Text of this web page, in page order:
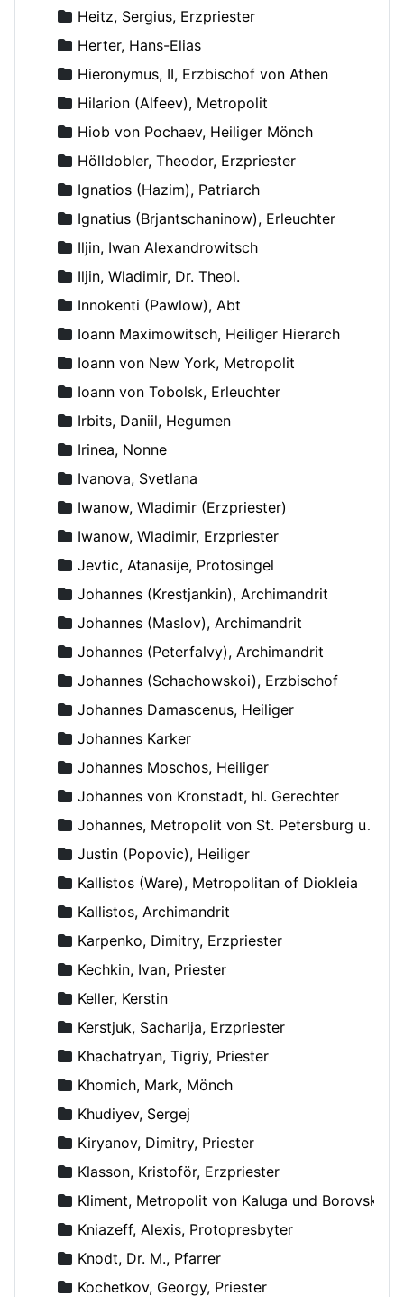
Heitz, Sergius, Erzpriester
Herter, Hans-Elias
Hieronymus, II, Erzbischof von Athen
Hilarion (Alfeev), Metropolit
Hiob von Pochaev, Heiliger Mönch
Hölldobler, Theodor, Erzpriester
Ignatios (Hazim), Patriarch
Ignatius (Brjantschaninow), Erleuchter
Iljin, Iwan Alexandrowitsch
Iljin, Wladimir, Dr. Theol.
Innokenti (Pawlow), Abt
Ioann Maximowitsch, Heiliger Hierarch
Ioann von New York, Metropolit
Ioann von Tobolsk, Erleuchter
Irbits, Daniil, Hegumen
Irinea, Nonne
Ivanova, Svetlana
Iwanow, Wladimir (Erzpriester)
Iwanow, Wladimir, Erzpriester
Jevtic, Atanasije, Protosingel
Johannes (Krestjankin), Archimandrit
Johannes (Maslov), Archimandrit
Johannes (Peterfalvy), Archimandrit
Johannes (Schachowskoi), Erzbischof
Johannes Damascenus, Heiliger
Johannes Karker
Johannes Moschos, Heiliger
Johannes von Kronstadt, hl. Gerechter
Johannes, Metropolit von St. Petersburg und Ladoga
Justin (Popovic), Heiliger
Kallistos (Ware), Metropolitan of Diokleia
Kallistos, Archimandrit
Karpenko, Dimitry, Erzpriester
Kechkin, Ivan, Priester
Keller, Kerstin
Kerstjuk, Sacharija, Erzpriester
Khachatryan, Tigriy, Priester
Khomich, Mark, Mönch
Khudiyev, Sergej
Kiryanov, Dimitry, Priester
Klasson, Kristoför, Erzpriester
Kliment, Metropolit von Kaluga und Borovsk
Kniazeff, Alexis, Protopresbyter
Knodt, Dr. M., Pfarrer
Kochetkov, Georgy, Priester